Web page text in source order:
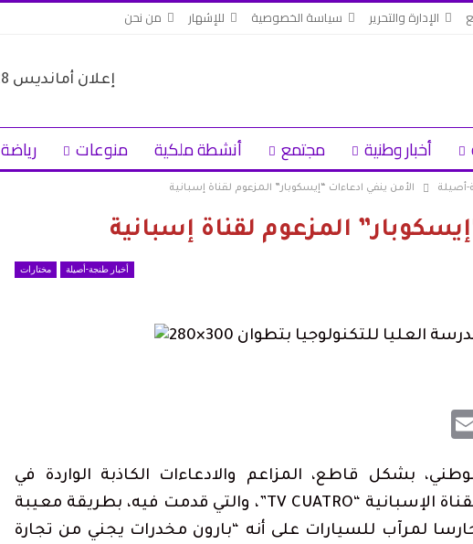
الإدارة والتحرير سياسة الخصوصية للإشهار من نحن
أخبار وطنية مجتمع أنشطة ملكية منوعات رياضة
أصيلة الأمن ينفي ادعاءات “إيسكوبار” المزعوم لقناة إسبانية
المزعوم لقناة إسبانية
أخبار طنجة-أصيلة مختارات
بشكل قاطع، المزاعم والادعاءات الكاذبة الواردة في
الروبورتاج المصور الذي نشرته القناة الإسبانية “TV CUATRO”، والتي قدمت فيه، بطريقة معيبة
لمرآب للسيارات على أنه “بارون مخدرات يجني من تجارة